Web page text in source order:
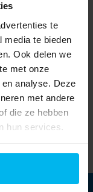
te
media te bieden
Ook delen we
met onze
analyse. Deze
met andere
die ze hebben
hun services.